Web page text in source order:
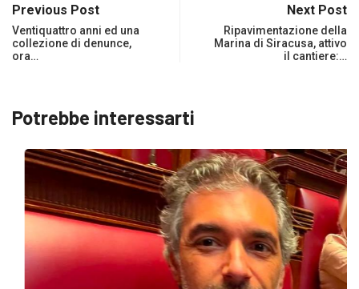
Previous Post
Ventiquattro anni ed una
collezione di denunce,
ora…
Next Post
Ripavimentazione della
Marina di Siracusa, attivo
il cantiere:…
Potrebbe interessarti